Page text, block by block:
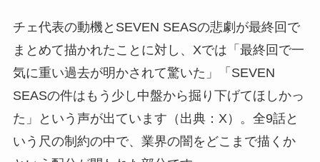
チェ代表の動機とSEVEN SEASの悲劇が最終回で
まとめて描かれたことに対し、Xでは「最終回で一
気に重い過去が明かされて驚いた」「SEVEN
SEASの件はもう少し中盤から掘り下げてほしかっ
た」という声が出ています（出典：X）。全9話と
いう尺の制約の中で、業界の闇をどこまで描くか